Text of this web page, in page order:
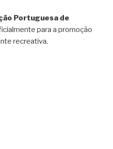
Portuguesa de
para a promoção
recreativa.